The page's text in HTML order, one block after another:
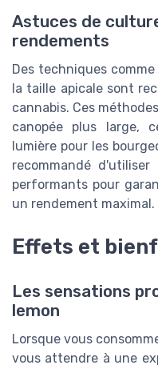
Astuces de
rendements
Des techniques
la taille apicale sont
cannabis. Ces
canopée plus large,
lumière pour les
recommandé d'utiliser
performants pour
un rendement maximal.
Effets et
Les sensations
lemon
Lorsque vous
vous attendre à une